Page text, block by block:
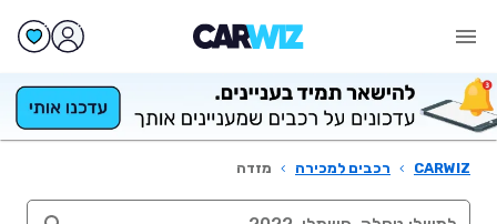
CARWIZ
› רכבים למכירה › מזדה